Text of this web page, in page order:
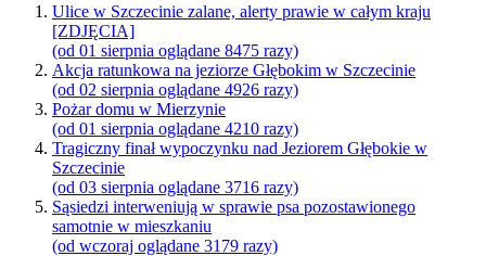
Ulice w Szczecinie zalane, alerty prawie w całym kraju
[ZDJĘCIA]
(od 01 sierpnia oglądane 8475 razy)
Akcja ratunkowa na jeziorze Głębokim w Szczecinie
(od 02 sierpnia oglądane 4926 razy)
Pożar domu w Mierzynie
(od 01 sierpnia oglądane 4210 razy)
Tragiczny finał wypoczynku nad Jeziorem Głębokie w
Szczecinie
(od 03 sierpnia oglądane 3716 razy)
Sąsiedzi interweniują w sprawie psa pozostawionego
samotnie w mieszkaniu
(od wczoraj oglądane 3179 razy)